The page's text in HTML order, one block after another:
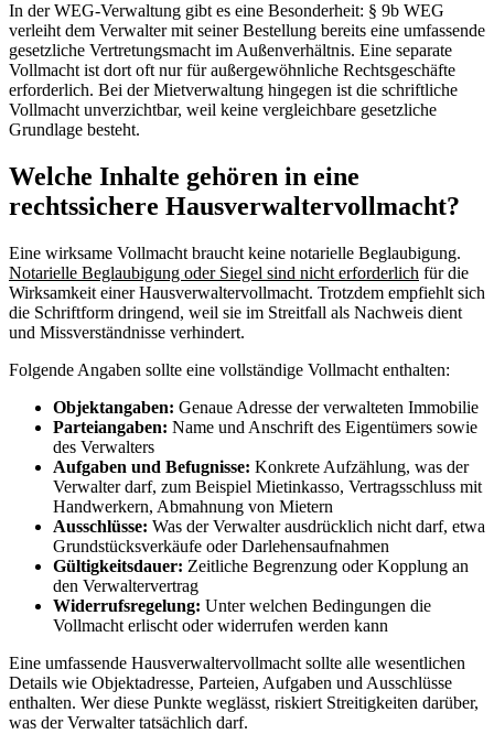
In der WEG-Verwaltung gibt es eine Besonderheit: § 9b WEG
verleiht dem Verwalter mit seiner Bestellung bereits eine umfassende
gesetzliche Vertretungsmacht im Außenverhältnis. Eine separate
Vollmacht ist dort oft nur für außergewöhnliche Rechtsgeschäfte
erforderlich. Bei der Mietverwaltung hingegen ist die schriftliche
Vollmacht unverzichtbar, weil keine vergleichbare gesetzliche
Grundlage besteht.
Welche Inhalte gehören in eine
rechtssichere Hausverwaltervollmacht?
Eine wirksame Vollmacht braucht keine notarielle Beglaubigung.
Notarielle Beglaubigung oder Siegel sind nicht erforderlich für die
Wirksamkeit einer Hausverwaltervollmacht. Trotzdem empfiehlt sich
die Schriftform dringend, weil sie im Streitfall als Nachweis dient
und Missverständnisse verhindert.
Folgende Angaben sollte eine vollständige Vollmacht enthalten:
Objektangaben: Genaue Adresse der verwalteten Immobilie
Parteiangaben: Name und Anschrift des Eigentümers sowie
des Verwalters
Aufgaben und Befugnisse: Konkrete Aufzählung, was der
Verwalter darf, zum Beispiel Mietinkasso, Vertragsschluss mit
Handwerkern, Abmahnung von Mietern
Ausschlüsse: Was der Verwalter ausdrücklich nicht darf, etwa
Grundstücksverkäufe oder Darlehensaufnahmen
Gültigkeitsdauer: Zeitliche Begrenzung oder Kopplung an
den Verwaltervertrag
Widerrufsregelung: Unter welchen Bedingungen die
Vollmacht erlischt oder widerrufen werden kann
Eine umfassende Hausverwaltervollmacht sollte alle wesentlichen
Details wie Objektadresse, Parteien, Aufgaben und Ausschlüsse
enthalten. Wer diese Punkte weglässt, riskiert Streitigkeiten darüber,
was der Verwalter tatsächlich darf.